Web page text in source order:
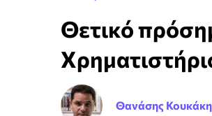
Θετικό
Θανάσης